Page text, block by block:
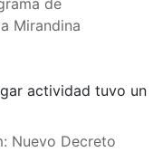
de
Mirandina
actividad tuvo un
Nuevo Decreto